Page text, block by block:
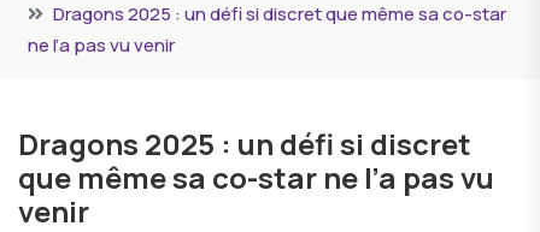
Dragons 2025 : un défi si discret que même sa co-star
ne l’a pas vu venir
Dragons 2025 : un défi si discret
que même sa co-star ne l’a pas vu
venir